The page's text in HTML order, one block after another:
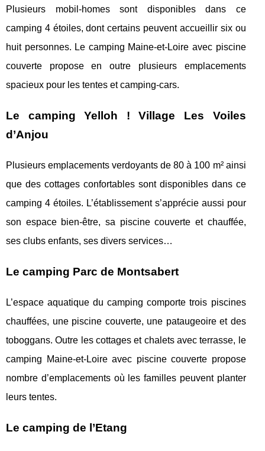
Plusieurs mobil-homes sont disponibles dans ce
camping 4 étoiles, dont certains peuvent accueillir six ou
huit personnes. Le camping Maine-et-Loire avec piscine
couverte propose en outre plusieurs emplacements
spacieux pour les tentes et camping-cars.
Le camping Yelloh ! Village Les Voiles
d’Anjou
Plusieurs emplacements verdoyants de 80 à 100 m² ainsi
que des cottages confortables sont disponibles dans ce
camping 4 étoiles. L’établissement s’apprécie aussi pour
son espace bien-être, sa piscine couverte et chauffée,
ses clubs enfants, ses divers services…
Le camping Parc de Montsabert
L’espace aquatique du camping comporte trois piscines
chauffées, une piscine couverte, une pataugeoire et des
toboggans. Outre les cottages et chalets avec terrasse, le
camping Maine-et-Loire avec piscine couverte propose
nombre d’emplacements où les familles peuvent planter
leurs tentes.
Le camping de l’Etang